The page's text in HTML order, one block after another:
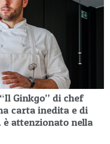
Ginkgo” di chef
carta inedita e di
è attenzionato nella